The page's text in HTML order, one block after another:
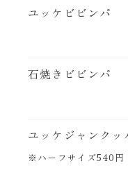
ユッケビビンパ
石焼きビビンパ
ユッケジャンクッ
※ハーフサイズ540円